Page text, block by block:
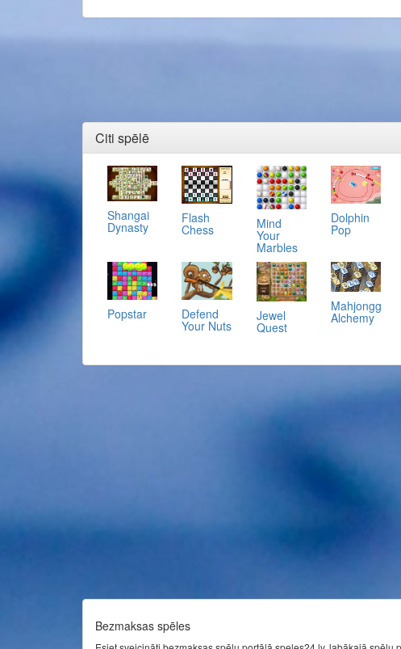
Citi spēlē
Shangai
Dynasty
Flash
Chess Mind
Your
Marbles
Dolphin
Pop
Popstar Defend
Your Nuts
Jewel
Quest
Mahjongg
Alchemy
Bezmaksas spēles